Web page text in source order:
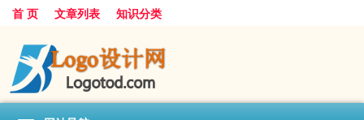
首 页 文章列表 知识分类